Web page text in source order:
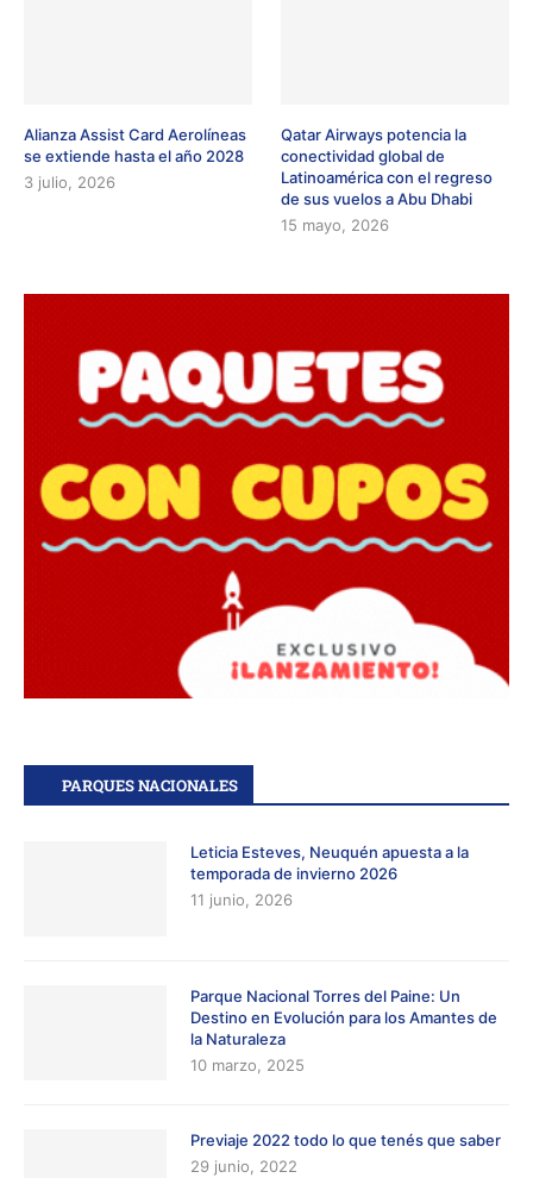
Alianza Assist Card Aerolíneas
se extiende hasta el año 2028
3 julio, 2026
Qatar Airways potencia la
conectividad global de
Latinoamérica con el regreso
de sus vuelos a Abu Dhabi
15 mayo, 2026
PARQUES NACIONALES
Leticia Esteves, Neuquén apuesta a la
temporada de invierno 2026
11 junio, 2026
Parque Nacional Torres del Paine: Un
Destino en Evolución para los Amantes de
la Naturaleza
10 marzo, 2025
Previaje 2022 todo lo que tenés que saber
29 junio, 2022